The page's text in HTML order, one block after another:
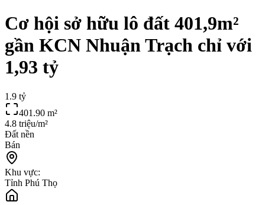
Cơ hội sở hữu lô đất 401,9m²
gần KCN Nhuận Trạch chỉ với
1,93 tỷ
1.9 tỷ
401.90 m²
4.8 triệu/m²
Đất nền
Bán
Khu vực:
Tỉnh Phú Thọ